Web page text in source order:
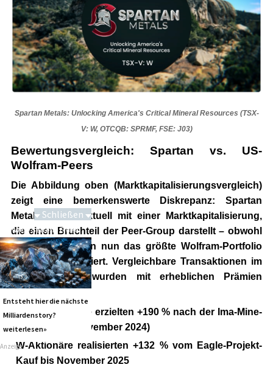
Spartan Metals: Unlocking America's Critical Mineral Resources (TSX-
V: W, OTCQB: SPRMF, FSE: J03)
Bewertungsvergleich: Spartan vs. US-
Wolfram-Peers
Die Abbildung oben (Marktkapitalisierungsvergleich)
zeigt eine bemerkenswerte Diskrepanz: Spartan
Metals notiert aktuell mit einer Marktkapitalisierung,
die einen Bruchteil der Peer-Group darstellt – obwohl
das Unternehmen nun das größte Wolfram-Portfolio
der USA kontrolliert. Vergleichbare Transaktionen im
Wolfram-Sektor wurden mit erheblichen Prämien
abgeschlossen:
TUNG-Aktionäre erzielten +190 % nach der Ima-Mine-
Akquisition (November 2024)
W-Aktionäre realisierten +132 % vom Eagle-Projekt-
Kauf bis November 2025
Schließen
Schwere Seltene Erden
Entsteht hier die nächste
Milliardenstory?
weiterlesen»
Anzeige